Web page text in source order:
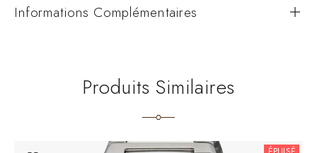
Informations Complémentaires
Produits Similaires